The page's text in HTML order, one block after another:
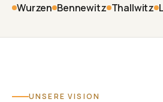
Wurzen Bennewitz Thallwitz
UNSERE VISION